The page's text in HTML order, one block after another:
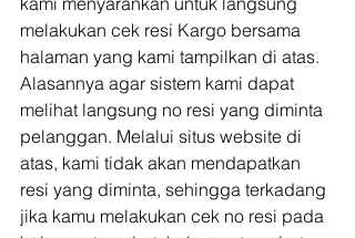
melakukan cek resi Kargo bersama
halaman yang kami tampilkan di atas.
Alasannya agar sistem kami dapat
melihat langsung no resi yang diminta
pelanggan. Melalui situs website di
atas, kami tidak akan mendapatkan
resi yang diminta, sehingga terkadang
jika kamu melakukan cek no resi pada